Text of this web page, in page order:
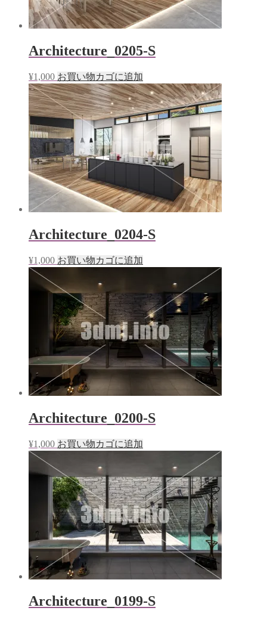
Architecture_0205-S
¥1,000 お買い物カゴに追加
Architecture_0204-S
¥1,000 お買い物カゴに追加
Architecture_0200-S
¥1,000 お買い物カゴに追加
Architecture_0199-S